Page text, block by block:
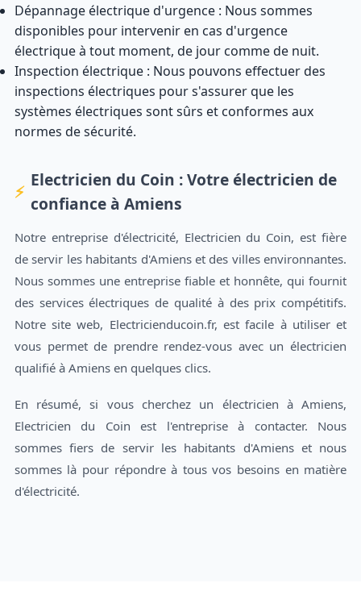
Dépannage électrique d'urgence : Nous sommes
disponibles pour intervenir en cas d'urgence
électrique à tout moment, de jour comme de nuit.
Inspection électrique : Nous pouvons effectuer des
inspections électriques pour s'assurer que les
systèmes électriques sont sûrs et conformes aux
normes de sécurité.
Electricien du Coin : Votre électricien de
confiance à Amiens
Notre entreprise d'électricité, Electricien du Coin, est fière
de servir les habitants d'Amiens et des villes environnantes.
Nous sommes une entreprise fiable et honnête, qui fournit
des services électriques de qualité à des prix compétitifs.
Notre site web, Electricienducoin.fr, est facile à utiliser et
vous permet de prendre rendez-vous avec un électricien
qualifié à Amiens en quelques clics.
En résumé, si vous cherchez un électricien à Amiens,
Electricien du Coin est l'entreprise à contacter. Nous
sommes fiers de servir les habitants d'Amiens et nous
sommes là pour répondre à tous vos besoins en matière
d'électricité.